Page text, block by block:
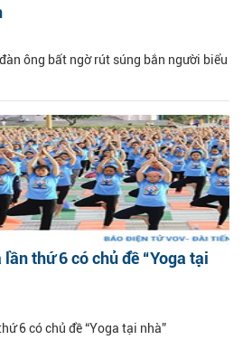
ông bất ngờ rút súng bắn người biểu
thứ 6 có chủ đề “Yoga tại
6 có chủ đề “Yoga tại nhà”